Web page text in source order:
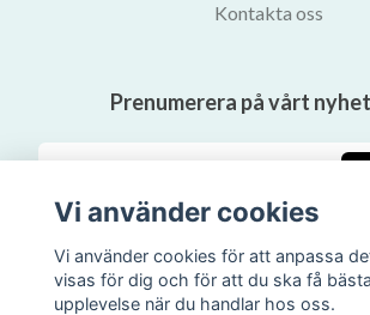
Kontakta oss
Prenumerera på vårt
Vi använder cookies
Vi använder cookies för att anpassa
visas för dig och för att du ska få
upplevelse när du handlar hos oss.